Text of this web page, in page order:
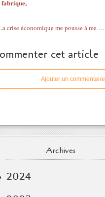
fabrique,
La crise économique me pousse à me réfugier dans l'atelier !
cet article
Ajouter un commentaire
Archives
2024